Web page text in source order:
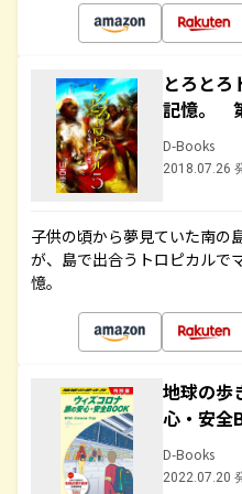
とろと
記憶。
D-Books
2018.07.26
子供の頃から夢見ていた南の
が、島で出合うトロピカルで
憶。
地球の歩
心・安全
D-Books
2022.07.20